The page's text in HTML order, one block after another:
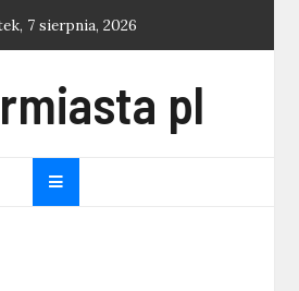
7 sierpnia, 2026
pl